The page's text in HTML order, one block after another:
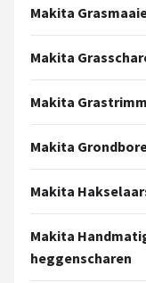
Makita
Makita
Makita
Makita
Makita
Makita
heggenscharen